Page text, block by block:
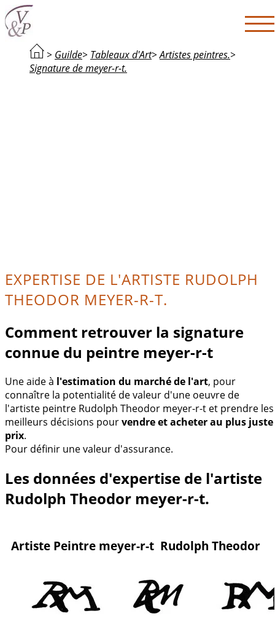
> Guilde> Tableaux d'Art>Artistes peintres.>
Signature de meyer-r-t.
EXPERTISE DE L'ARTISTE RUDOLPH
THEODOR MEYER-R-T.
Comment retrouver la signature
connue du peintre meyer-r-t
Une aide à l'estimation du marché de l'art, pour
connaître la potentialité de valeur d'une oeuvre de
l'artiste peintre Rudolph Theodor meyer-r-t et prendre les
meilleurs décisions pourvendre et acheter au plus juste
prix.
Pour définir une valeur d'assurance.
Les données d'expertise de l'artiste
Rudolph Theodor meyer-r-t.
Artiste Peintre meyer-r-t Rudolph Theodor